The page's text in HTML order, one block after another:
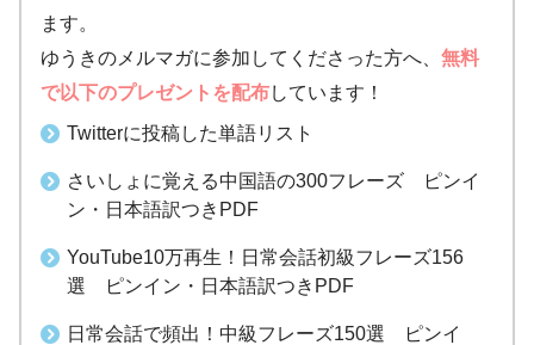
ます。
ゆうきのメルマガに参加してくださった方へ、 無料
で以下のプレゼントを配布しています！
Twitterに投稿した単語リスト
さいしょに覚える中国語の300フレーズ ピンイ
ン・日本語訳つきPDF
YouTube10万再生！日常会話初級フレーズ156
選 ピンイン・日本語訳つきPDF
日常会話で頻出！中級フレーズ150選 ピンイ